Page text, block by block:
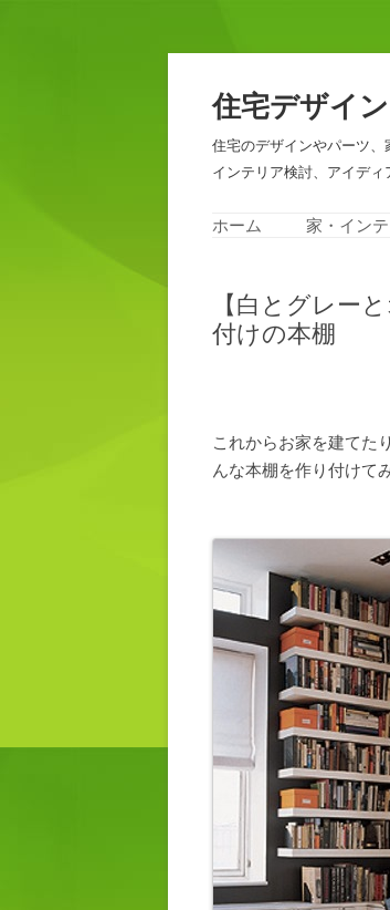
住宅デザイン
住宅のデザインやパーツ
インテリア検討、アイディ
ホーム 家・イン
【白とグレー
付けの本棚
これからお家を建てた
んな本棚を作り付けて